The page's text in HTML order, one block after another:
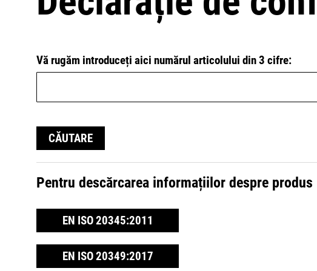
Vă rugăm introduceți aici numărul articolului din 3 cifre:
CĂUTARE
Pentru descărcarea informațiilor despre produs
EN ISO 20345:2011
EN ISO 20349:2017